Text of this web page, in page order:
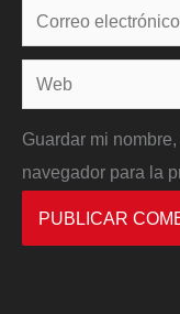
Correo
electrónico*
Web
Guardar mi
navegador para la